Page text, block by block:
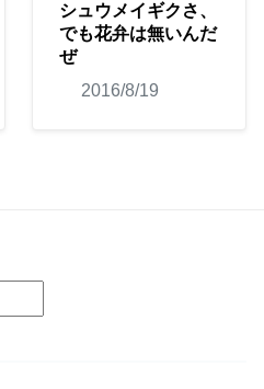
シュウメイギクさ、
でも花弁は無いんだ
ぜ
2016/8/19